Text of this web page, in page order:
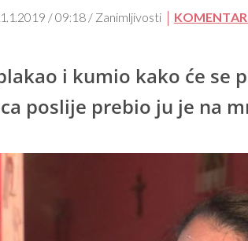
/ 09:18 / Zanimljivosti
i kumio kako će se
poslije prebio ju je na